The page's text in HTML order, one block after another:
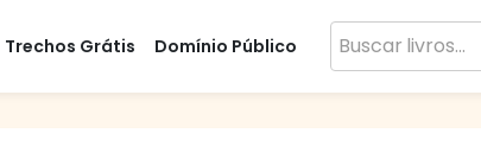
Trechos Grátis Domínio Público